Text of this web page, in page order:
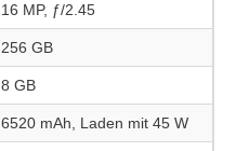
16 MP, ƒ/2.45
256 GB
8 GB
6520 mAh, Laden mit 45 W